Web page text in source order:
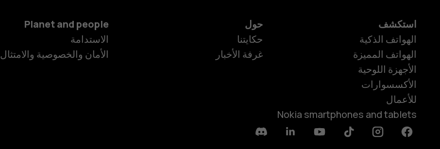
الهواتف الذكية
استكشف
الهواتف الذكية
الهواتف المميزة
الأجهزة اللوحية
الأكسسوارات
للأعمال
Nokia smartphones and tablets
حول
حكايتنا
غرفة الأخبار
Planet and people
الاستدامة
الأمان والخصوصية والامتثال
Facebook
Instagram
Tiktok
Youtube
Linkedin
Discord